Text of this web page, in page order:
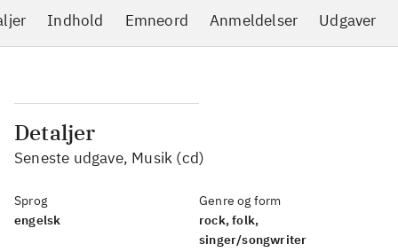
Indhold Emneord Anmeldelser Udgaver
Detaljer
Seneste udgave, Musik (cd)
Sprog
engelsk
Genre og form
rock, folk,
singer/songwriter